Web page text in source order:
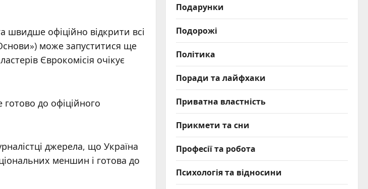
офіційно відкрити всі
може запуститися ще
Єврокомісія очікує
до офіційного
джерела, що Україна
меншин і готова до
Подарунки
Подорожі
Політика
Поради та лайфхаки
Приватна властність
Прикмети та сни
Професії та робота
Психологія та відносини